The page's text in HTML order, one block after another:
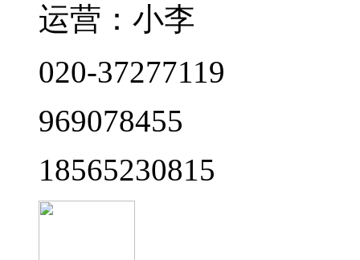
运营：小李
020-37277119
969078455
18565230815